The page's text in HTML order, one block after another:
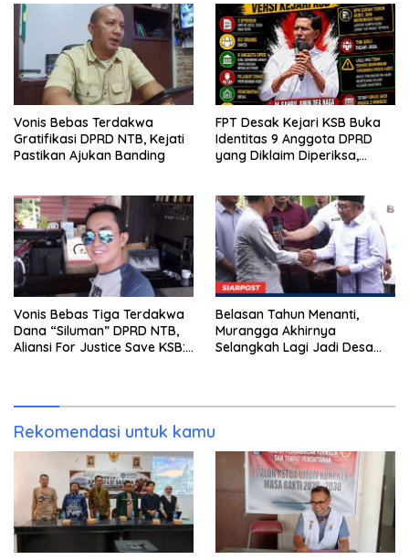
Vonis Bebas Terdakwa
Gratifikasi DPRD NTB, Kejati
Pastikan Ajukan Banding
FPT Desak Kejari KSB Buka
Identitas 9 Anggota DPRD
yang Diklaim Diperiksa,
Vonis Bebas Tiga Terdakwa
Dana “Siluman” DPRD NTB,
Aliansi For Justice Save KSB:
Belasan Tahun Menanti,
Murangga Akhirnya
Selangkah Lagi Jadi Desa
Rekomendasi untuk kamu